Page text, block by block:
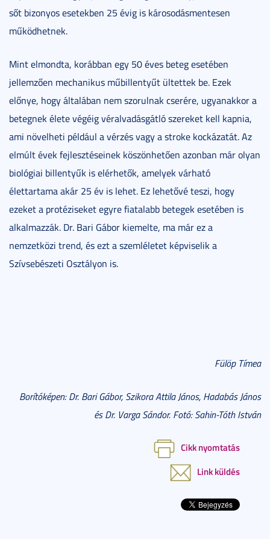
sőt bizonyos esetekben 25 évig is károsodásmentesen
működhetnek.
Mint elmondta, korábban egy 50 éves beteg esetében
jellemzően mechanikus műbillentyűt ültettek be. Ezek
előnye, hogy általában nem szorulnak cserére, ugyanakkor a
betegnek élete végéig véralvadásgátló szereket kell kapnia,
ami növelheti például a vérzés vagy a stroke kockázatát. Az
elmúlt évek fejlesztéseinek köszönhetően azonban már olyan
biológiai billentyűk is elérhetők, amelyek várható
élettartama akár 25 év is lehet. Ez lehetővé teszi, hogy
ezeket a protéziseket egyre fiatalabb betegek esetében is
alkalmazzák. Dr. Bari Gábor kiemelte, ma már ez a
nemzetközi trend, és ezt a szemléletet képviselik a
Szívsebészeti Osztályon is.
Fülöp Tímea
Borítóképen: Dr. Bari Gábor, Szikora Attila János, Hadabás János
és Dr. Varga Sándor. Fotó: Sahin-Tóth István
Cikk nyomtatás
Link küldés